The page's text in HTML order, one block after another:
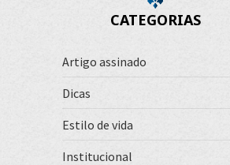
CATEGORIAS
Artigo assinado
Dicas
Estilo de vida
Institucional